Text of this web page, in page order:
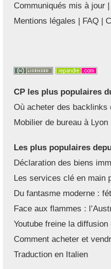
Communiqués mis à jour |
Mentions légales | FAQ |
CP les plus populaires
Où acheter des backlinks
Mobilier de bureau à Lyon
Les plus populaires
Déclaration des biens
Les services clé en main
Du fantasme moderne :
Face aux flammes :
Youtube freine la diffusion
Comment acheter et
Traduction en Italien